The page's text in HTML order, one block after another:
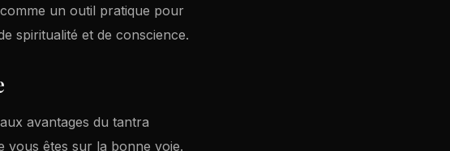
un outil pratique pour
spiritualité et de conscience.
avantages du tantra
êtes sur la bonne voie.